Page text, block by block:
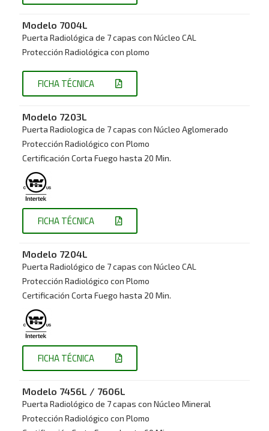
Modelo 7004L
Puerta Radiológica de 7 capas con Núcleo CAL
Protección Radiológica con plomo
FICHA TÉCNICA
Modelo 7203L
Puerta Radiologica de 7 capas con Núcleo Aglomerado
Protección Radiológico con Plomo
Certificación Corta Fuego hasta 20 Min.
FICHA TÉCNICA
Modelo 7204L
Puerta Radiológico de 7 capas con Núcleo CAL
Protección Radiológico con Plomo
Certificación Corta Fuego hasta 20 Min.
FICHA TÉCNICA
Modelo 7456L / 7606L
Puerta Radiológico de 7 capas con Núcleo Mineral
Protección Radiológico con Plomo